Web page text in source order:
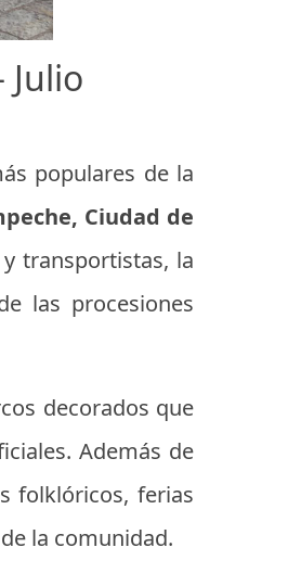
Julio
populares de la
Ciudad de
transportistas, la
las procesiones
decorados que
Además de
folklóricos, ferias
la comunidad.